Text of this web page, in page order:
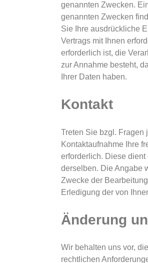
genannten Zwecken.
genannten Zwecken
Sie Ihre ausdrückliche
Vertrags mit Ihnen
erforderlich ist, die
zur Annahme besteht,
Ihrer Daten haben.
Kontakt
Treten Sie bzgl. Fragen
Kontaktaufnahme Ihre
erforderlich. Diese
derselben. Die Angabe
Zwecke der
Erledigung der von
Änderung
Wir behalten uns vor,
rechtlichen